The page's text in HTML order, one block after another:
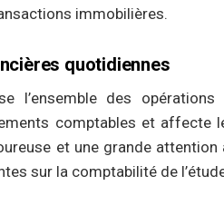
immobilières.
quotidiennes
l’ensemble des
comptables et affecte
et une grande
sur la comptabilité de